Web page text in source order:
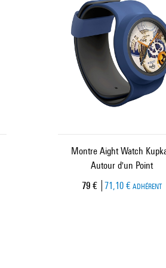
Montre Aight Watch
Autour d'un Point
Prix ​​actuel
79 € 71,10 € ADHÉRENT